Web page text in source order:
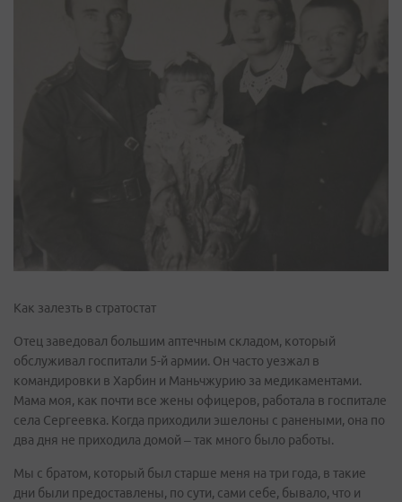
Как залезть в стратостат
Отец заведовал большим аптечным складом, который
обслуживал госпитали 5-й армии. Он часто уезжал в
командировки в Харбин и Маньчжурию за медикаментами.
Мама моя, как почти все жены офицеров, работала в госпитале
села Сергеевка. Когда приходили эшелоны с ранеными, она по
два дня не приходила домой – так много было работы.
Мы с братом, который был старше меня на три года, в такие
дни были предоставлены, по сути, сами себе, бывало, что и